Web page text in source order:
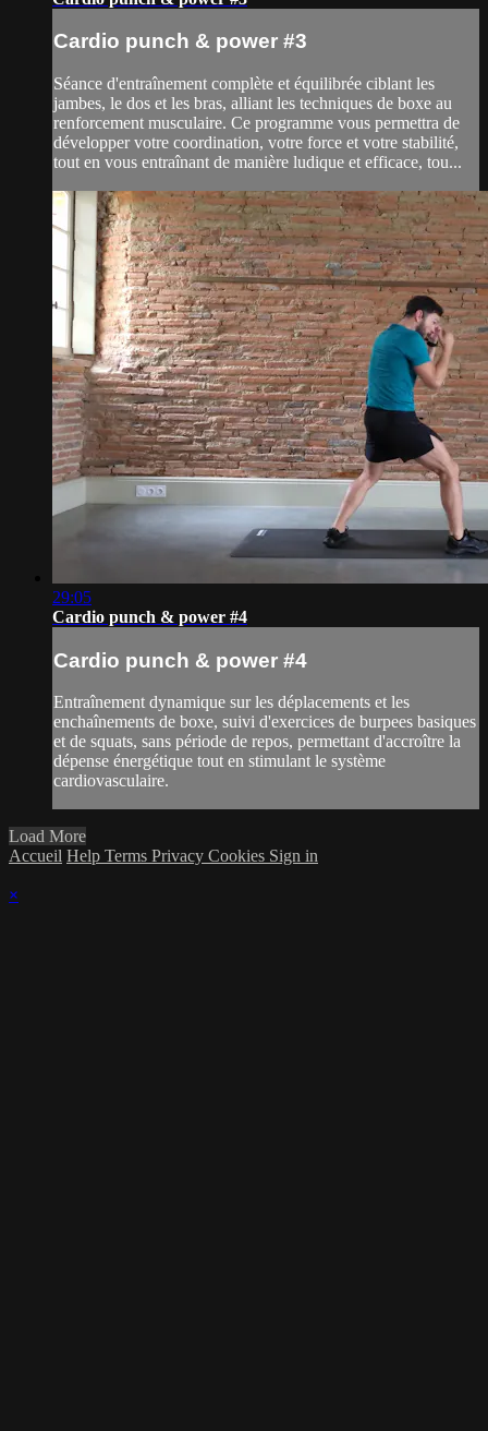
Cardio punch & power #3
Séance d'entraînement complète et équilibrée ciblant les
jambes, le dos et les bras, alliant les techniques de boxe au
renforcement musculaire. Ce programme vous permettra de
développer votre coordination, votre force et votre stabilité,
tout en vous entraînant de manière ludique et efficace, tou...
29:05
Cardio punch & power #4
Cardio punch & power #4
Entraînement dynamique sur les déplacements et les
enchaînements de boxe, suivi d'exercices de burpees basiques
et de squats, sans période de repos, permettant d'accroître la
dépense énergétique tout en stimulant le système
cardiovasculaire.
Load More
Accueil Help Terms Privacy Cookies Sign in
×